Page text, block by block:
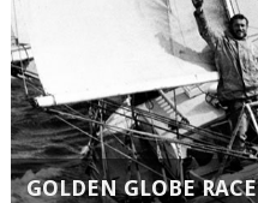
GOLDEN GLOBE RACE